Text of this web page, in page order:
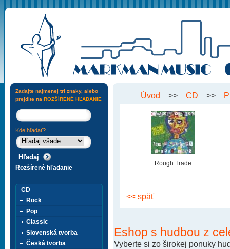
Úvod >> CD >>
Rough Trade
<< späť
Eshop s hudbou z
Vyberte si zo širokej ponuky
Zadajte najmenej tri znaky, alebo
prejdite na ROZŠÍRENÉ HĽADANIE
Kde hľadať?
Rozšírené hľadanie
CD
Rock
Pop
Classic
Slovenská tvorba
Česká tvorba